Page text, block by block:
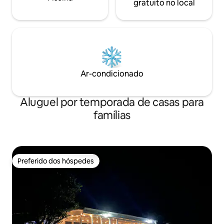
gratuito no local
Ar-condicionado
Aluguel por temporada de casas para
famílias
Preferido dos hóspedes
Preferido dos hóspedes